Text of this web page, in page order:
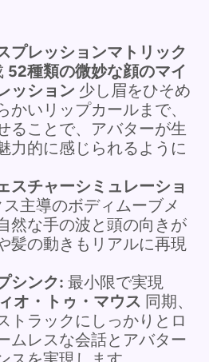
プレッションマトリック
52種類の微妙な顔のマイ
ッション 少し眉をひそめ
かいリップカールまで、
ることで、アバターが生
力的に感じられるように
スチャーシミュレーショ
主導のボディムーブメ
然な手の波と頭の向きが
髪の動きもリアルに再現
シンク: 最小限で実現
オ・トゥ・マウス 同期、
トラックにしっかりとロ
ムレスな会話とアバター